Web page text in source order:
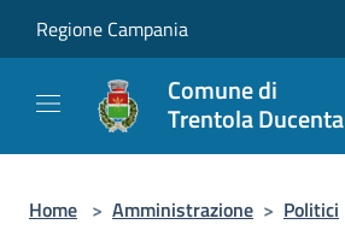
Regione Campania
Comune di
Trentola Ducenta
Home > Amministrazione > Politici